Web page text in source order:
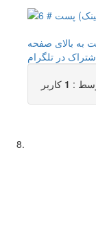
به بالای صفحه
در تلگرام
:
1 کاربر